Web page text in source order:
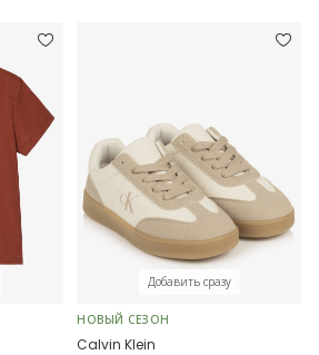
Добавить сразу
НОВЫЙ СЕЗОН
Calvin Klein